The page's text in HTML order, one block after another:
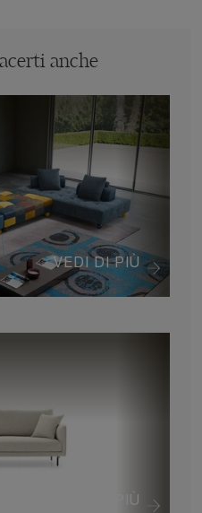
anche
VEDI DI PIÙ
VEDI DI PIÙ